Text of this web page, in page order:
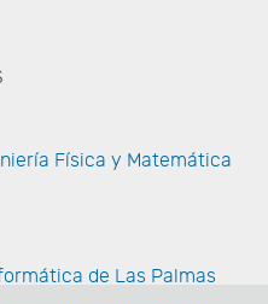
Física y Matemática
de Las Palmas